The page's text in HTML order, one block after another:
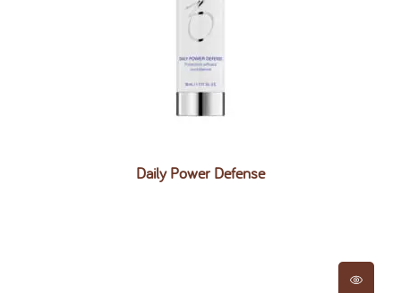
Daily Power Defense